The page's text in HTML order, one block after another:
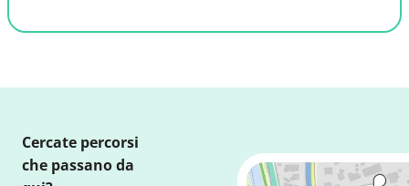
Cercate percorsi
che passano da